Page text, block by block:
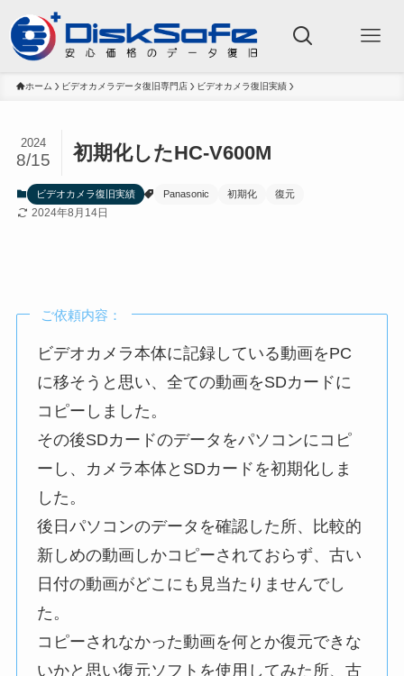
ホーム ビデオカメラデータ復旧専門店 ビデオカメラ復旧実績
初期化したHC-V600M
2024
8/15
ビデオカメラ復旧実績 Panasonic 初期化 復元
2024年8月14日
ご依頼内容：
ビデオカメラ本体に記録している動画をPC
に移そうと思い、全ての動画をSDカードに
コピーしました。
その後SDカードのデータをパソコンにコピ
ーし、カメラ本体とSDカードを初期化しま
した。
後日パソコンのデータを確認した所、比較的
新しめの動画しかコピーされておらず、古い
日付の動画がどこにも見当たりませんでし
た。
コピーされなかった動画を何とか復元できな
いかと思い復元ソフトを使用してみた所、古